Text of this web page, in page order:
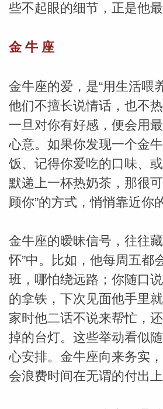
些不起眼的细节，正是他最
金 牛 座
金牛座的爱，是“用生活喂
他们不擅长说情话，也不
一旦对你有好感，便会用
心意。如果你发现一个金
饭、记得你爱吃的口味、
默递上一杯热奶茶，那很
顾你”的方式，悄悄靠近你
金牛座的暧昧信号，往往
怀”中。比如，他每周五都
班，哪怕绕远路；你随口
的拿铁，下次见面他手里
家时他二话不说来帮忙，
掉的台灯。这些举动看似
心安排。金牛座向来务实
会浪费时间在无谓的付出上